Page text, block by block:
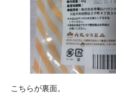
こちらが裏面。